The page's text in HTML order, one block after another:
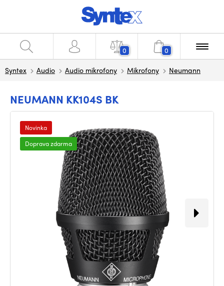
0 0
Syntex Audio Audio mikrofony Mikrofony Neumann
NEUMANN KK104S BK
Novinka
Doprava zdarma